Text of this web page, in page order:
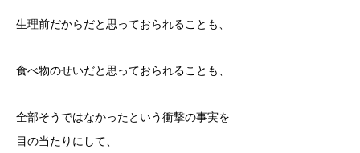
生理前だからだと思っておられることも、
食べ物のせいだと思っておられることも、
全部そうではなかったという衝撃の事実を
目の当たりにして、